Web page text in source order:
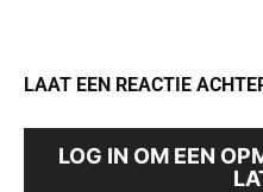
LAAT EEN REACTIE
LOG IN OM EEN